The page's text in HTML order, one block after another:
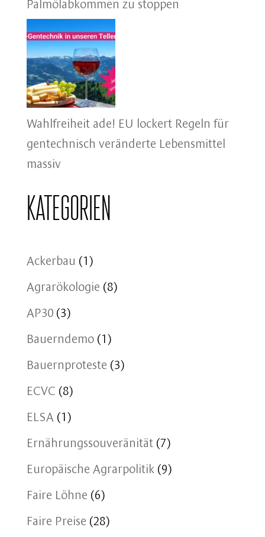
Wahlfreiheit ade! EU lockert Regeln für
gentechnisch veränderte Lebensmittel
massiv
Kategorien
Ackerbau (1)
Agrarökologie (8)
AP30(3)
Bauerndemo(1)
Bauernproteste (3)
ECVC (8)
ELSA (1)
Ernährungssouveränität(7)
Europäische Agrarpolitik (9)
Faire Löhne (6)
Faire Preise (28)